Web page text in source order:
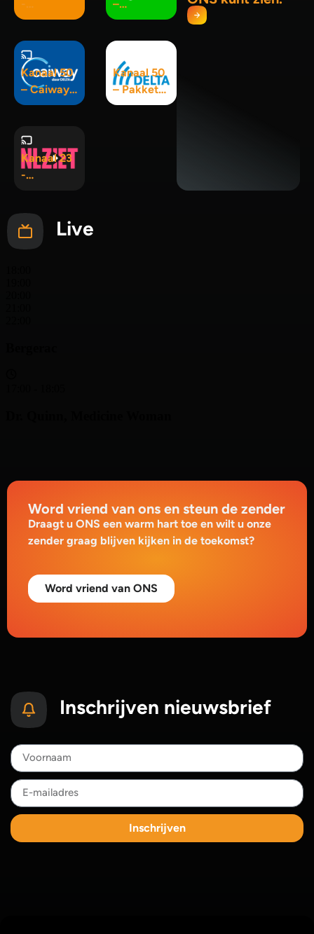
-
Basispakk
–
Pluspakke
Kanaal 50
– Caiway
Basic
Kanaal 50
– Pakket
Interactief
Kanaal 23
-
Live
Word vriend van ons en steun de zender
Draagt u ONS een warm hart toe en wilt u onze
zender graag blijven kijken in de toekomst?
Word vriend van ONS
Inschrijven nieuwsbrief
Inschrijven